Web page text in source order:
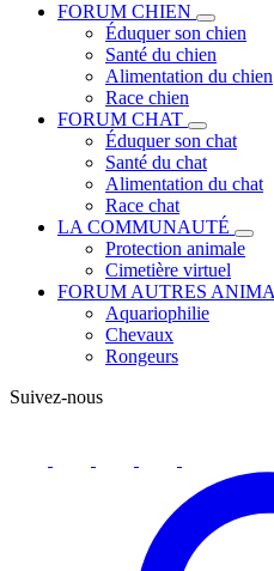
FORUM CHIEN
Éduquer son chien
Santé du chien
Alimentation du chien
Race chien
FORUM CHAT
Éduquer son chat
Santé du chat
Alimentation du chat
Race chat
LA COMMUNAUTÉ
Protection animale
Cimetière virtuel
FORUM AUTRES
Aquariophilie
Chevaux
Rongeurs
Suivez-nous